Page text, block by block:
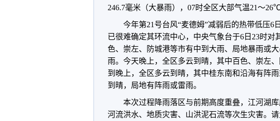
246.7毫米（大暴雨），07时全区大部气温21～26℃
今年第21号台风“麦德姆”减弱后的热带低压6
已很难确定其环流中心，中央气象台于6日23时对
色、崇左、防城港等市有中到大雨、局地暴雨或
雨。今天晚上，全区多云到晴，其中百色、崇左
到晚上，全区多云到晴，其中桂东南和沿海有阵
到晴，局地有阵雨或雷雨。
本次过程降雨落区与前期高度重叠，江河湖
河流洪水、地质灾害、山洪泥石流等次生灾害。